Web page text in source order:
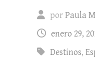
porPaula
enero 29,
Destinos,